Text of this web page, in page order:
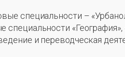
специальности –
специальности
и переводческая